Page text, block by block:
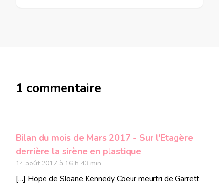
1 commentaire
Bilan du mois de Mars 2017 - Sur l'Etagère
derrière la sirène en plastique
14 août 2017 à 16 h 43 min
[…] Hope de Sloane Kennedy Coeur meurtri de Garrett